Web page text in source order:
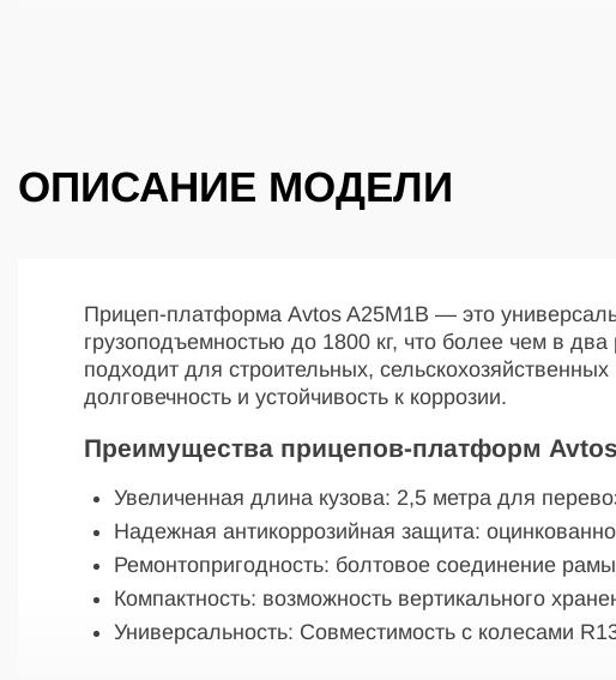
ОПИСАНИЕ МОДЕЛИ
Прицеп-платформа Avtos A25M1B — это
грузоподъемностью до 1800 кг, что более чем в
подходит для строительных,
долговечность и устойчивость к коррозии.
Преимущества прицепов-платформ
Увеличенная длина кузова: 2,5 метра для
Надежная антикоррозийная защита:
Ремонтопригодность: болтовое соединение
Компактность: возможность вертикального
Универсальность: Совместимость с колесами